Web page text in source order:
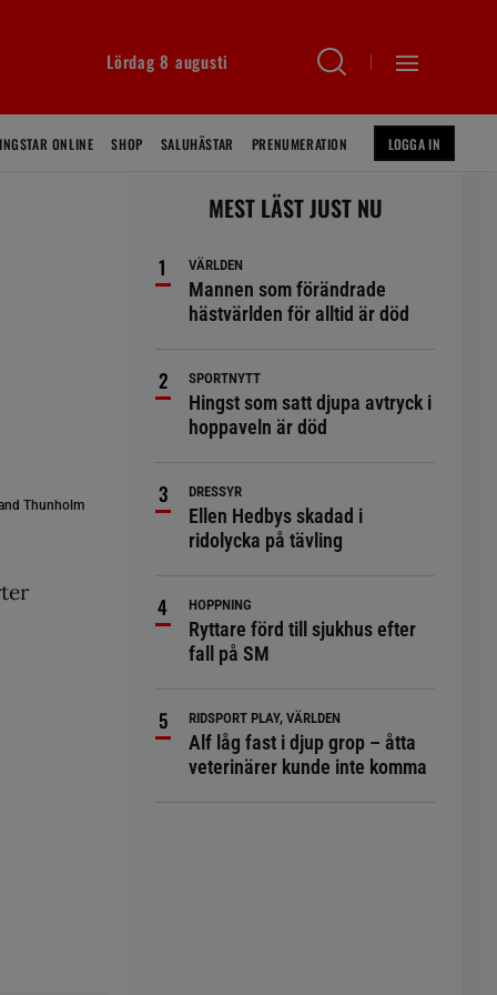
Lördag 8 augusti
ONLINE SHOP SALUHÄSTAR PRENUMERATION LOGGA IN
Thunholm
MEST LÄST JUST NU
VÄRLDEN
Mannen som förändrade
hästvärlden för alltid är död
SPORTNYTT
Hingst som satt djupa avtryck i
hoppaveln är död
DRESSYR
Ellen Hedbys skadad i
ridolycka på tävling
HOPPNING
Ryttare förd till sjukhus efter
fall på SM
RIDSPORT PLAY, VÄRLDEN
Alf låg fast i djup grop – åtta
veterinärer kunde inte komma